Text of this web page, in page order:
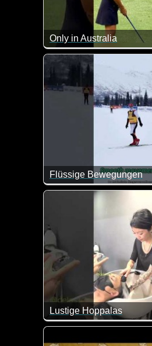
Only in Australia
Was du so alles
Flüssige Bewegungen
Lustige Hoppalas
Ein ganzer Haufen